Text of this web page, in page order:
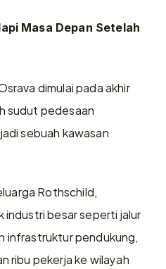
Masa Depan Setelah
dimulai pada akhir
sudut pedesaan
sebuah kawasan
Rothschild,
besar seperti jalur
infrastruktur pendukung,
ribu pekerja ke wilayah